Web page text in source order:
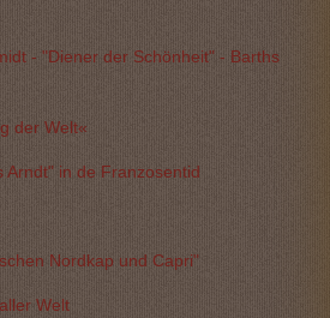
- "Diener der Schönheit" - Barths
der Welt«
Arndt" in de Franzosentid
Nordkap und Capri"
Welt